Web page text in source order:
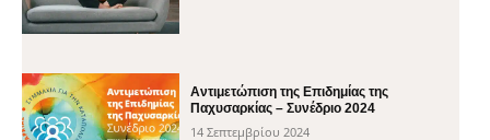
Αντιμετώπιση της Επιδημίας της
Παχυσαρκίας – Συνέδριο 2024
14 Σεπτεμβρίου 2024